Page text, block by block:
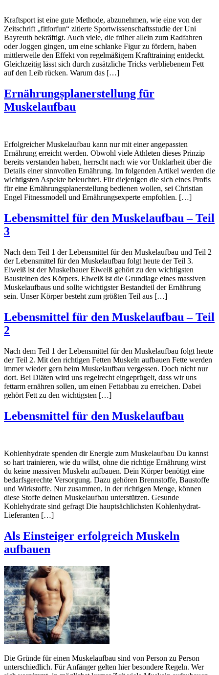
Kraftsport ist eine gute Methode, abzunehmen, wie eine von der
Zeitschrift „fitforfun“ zitierte Sportwissenschaftsstudie der Uni
Bayreuth bekräftigt. Auch viele, die früher allein zum Radfahren
oder Joggen gingen, um eine schlanke Figur zu fördern, haben
mittlerweile den Effekt von regelmäßigem Krafttraining entdeckt.
Gleichzeitig lässt sich durch zusätzliche Tricks verbliebenem Fett
auf den Leib rücken. Warum das […]
Ernährungsplanerstellung für
Muskelaufbau
Erfolgreicher Muskelaufbau kann nur mit einer angepassten
Ernährung erreicht werden. Obwohl viele Athleten dieses Prinzip
bereits verstanden haben, herrscht nach wie vor Unklarheit über die
Details einer sinnvollen Ernährung. Im folgenden Artikel werden die
wichtigsten Aspekte beleuchtet. Für diejenigen die sich eines Profis
für eine Ernährungsplanerstellung bedienen wollen, sei Christian
Engel Fitnessmodell und Ernährungsexperte empfohlen. […]
Lebensmittel für den Muskelaufbau – Teil
3
Nach dem Teil 1 der Lebensmittel für den Muskelaufbau und Teil 2
der Lebensmittel für den Muskelaufbau folgt heute der Teil 3.
Eiweiß ist der Muskelbauer Eiweiß gehört zu den wichtigsten
Bausteinen des Körpers. Eiweiß ist die Grundlage eines massiven
Muskelaufbaus und sollte wichtigster Bestandteil der Ernährung
sein. Unser Körper besteht zum größten Teil aus […]
Lebensmittel für den Muskelaufbau – Teil
2
Nach dem Teil 1 der Lebensmittel für den Muskelaufbau folgt heute
der Teil 2. Mit den richtigen Fetten Muskeln aufbauen Fette werden
immer wieder gern beim Muskelaufbau vergessen. Doch nicht nur
dort. Bei Diäten wird uns regelrecht eingeprügelt, dass wir uns
fettarm ernähren sollen, um einen Fettabbau zu erreichen. Dabei
gehört Fett zu den wichtigsten […]
Lebensmittel für den Muskelaufbau
Kohlenhydrate spenden dir Energie zum Muskelaufbau Du kannst
so hart trainieren, wie du willst, ohne die richtige Ernährung wirst
du keine massiven Muskeln aufbauen. Dein Körper benötigt eine
bedarfsgerechte Versorgung. Dazu gehören Brennstoffe, Baustoffe
und Wirkstoffe. Nur zusammen, in der richtigen Menge, können
diese Stoffe deinen Muskelaufbau unterstützen. Gesunde
Kohlehydrate sind gefragt Die hauptsächlichsten Kohlenhydrat-
Lieferanten […]
Als Einsteiger erfolgreich Muskeln
aufbauen
Die Gründe für einen Muskelaufbau sind von Person zu Person
unterschiedlich. Für Anfänger gelten hier besondere Regeln. Wer